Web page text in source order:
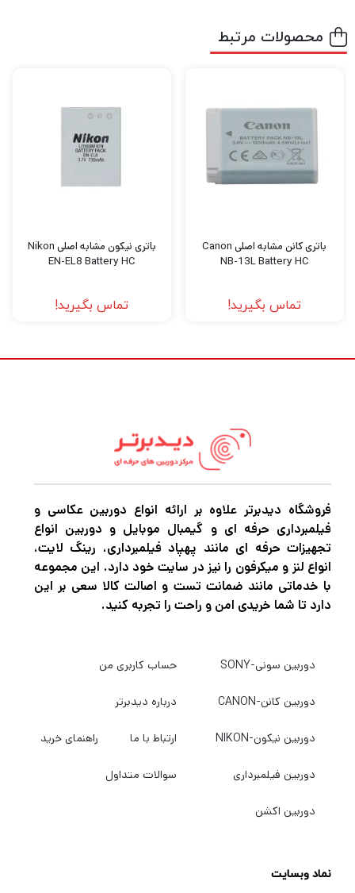
فیلمبرداری را تجربه کنید نیاز به دوربین‌های
باکیفیت و مجهز برای عکاسی و فیلمبرداری دارید.
فیلمبرداری، پهپاد فیلمبرداری، گیمبال دوربین
،گیمبال موبایل و هر نوع تجهیزات آتلیه را با
بهترین کیفیت و قیمت خریداری کنید بهدیدبرتر
سربزنید.
محصولات مرتبط
باتری کانن مشابه اصلی Canon
NB-13L Battery HC
تماس بگیرید!
باتری نیکون مشابه اصلی Nikon
EN-EL8 Battery HC
تماس بگیرید!
فروشگاه دیدبرتر علاوه بر ارائه انواع دوربین عکاسی و
فیلمبرداری حرفه ای و گیمبال موبایل و دوربین انواع
تجهیزات حرفه ای مانند پهپاد فیلمبرداری، رینگ لایت،
انواع لنز و میکرفون را نیز در سایت خود دارد. این مجموعه
با خدماتی مانند ضمانت تست و اصالت کالا سعی بر این
دارد تا شما خریدی امن و راحت را تجربه کنید.
دوربین سونی-SONY
دوربین کانن-CANON
دوربین نیکون-NIKON
دوربین فیلمبرداری
دوربین اکشن
حساب کاربری من
درباره دیدبرتر
ارتباط با ما راهنمای خرید
سوالات متداول
نماد وبسایت